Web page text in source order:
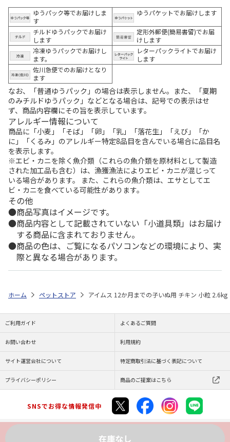
ゆうパック等でお届けしま
す
ゆうパケットでお届けします
チルドゆうパックでお届け
します
定形外郵便(簡易書留)でお届
けします
冷凍ゆうパックでお届けし
ます。
レターパックライトでお届け
します
佐川急便でのお届けとなり
ます
なお、「普通ゆうパック」の場合は表示しません。また、「夏期
のみチルドゆうパック」などとなる場合は、記号での表示はせ
ず、商品内容欄にその旨を表示しています。
アレルギー情報について
商品に「小麦」「そば」「卵」「乳」「落花生」「えび」「か
に」「くるみ」のアレルギー特定8品目を含んでいる場合に品目名
を表示します。
※エビ・カニを除く魚介類（これらの魚介類を原材料として製造
された加工品も含む）は、漁獲漁法によりエビ・カニが混じって
いる場合があります。 また、これらの魚介類は、エサとしてエ
ビ・カニを食べている可能性があります。
その他
商品写真はイメージです。
商品内容として記載されていない「小道具類」はお届け
する商品に含まれておりません。
商品の色は、ご覧になるパソコンなどの環境により、実
際と異なる場合があります。
在庫なし
ホーム ペットストア アイムス 12か月までの子いぬ用 チキン 小粒 2.6kg
ご利用ガイド よくあるご質問
お問い合わせ 利用規約
サイト運営会社について 特定商取引法に基づく表記について
プライバシーポリシー 商品のご提案はこちら
SNSでお得な情報発信中